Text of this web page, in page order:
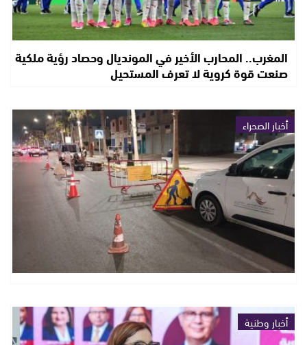
المغرب.. المحارب الأخير في المونديال وحصاد رؤية ملكية
صنعت قوة كروية لا تعرف المستحيل
أخبار الصحراء
أخبار وطنية